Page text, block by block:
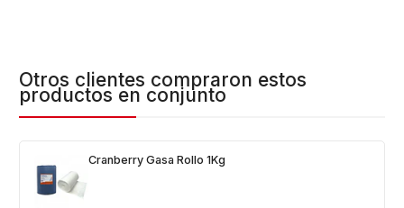
Otros clientes compraron estos
productos en conjunto
Cranberry Gasa Rollo 1Kg